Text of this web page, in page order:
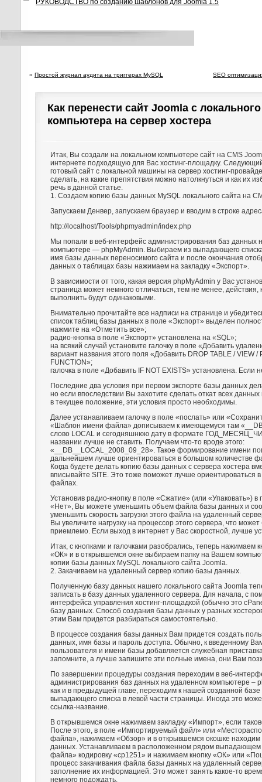
РУКОВОДСТВО по созданию шаблонов для Joomla 1.5
« Простой журнал аудита на триггерах MySQL SEO
Как перенести сайт Joomla с локального
компьютера на сервер хостера
Итак, Вы создали на локальном компьютере сайт на CMS
интернете подходящую для Вас хостинг-площадку.
готовый сайт с локальной машины на сервер хостинг-
сделать, на какие препятствия можно натолкнуться и как их
речь в данной статье.
1. Создаем копию базы данных MySQL локального сайта на
Запускаем Денвер, запускаем браузер и вводим в строке
http://localhost/Tools/phpmyadmin/index.php
Мы попали в веб-интерфейс администрирования баз данных
компьютере — phpMyAdmin. Выбираем из выпадающего
имя базы данных переносимого сайта и после окончания
данных о таблицах базы нажимаем на закладку «Экспорт».
В зависимости от того, какая версия phpMyAdmin у Вас
страница может немного отличаться, тем не менее,
выполнить будут одинаковыми.
Внимательно прочитайте все надписи на странице и
список таблиц базы данных в поле «Экспорт» выделен
нажмите на «Отметить все»;
радио-кнопка в поле «Экспорт» установлена на «SQL»;
на всякий случай установите галочку в поле «Добавить
вариант названия этого поля «Добавить DROP TABLE / VIEW /
FUNCTION»;
галочка в поле «Добавить IF NOT EXISTS» установлена. Если
Последние два условия при первом экспорте базы данных
но если впоследствии Вы захотите сделать откат всех
в текущее положение, эти условия просто необходимы.
Далее устанавливаем галочку в поле «послать» или
«Шаблон имени файла» дописываем к имеющемуся там
слово LOCAL и сегодняшнюю дату в формате
названии лучше не ставить. Получаем что-то вроде этого:
«__DB__LOCAL_2008_09_28». Такое формирование имени
дальнейшем лучше ориентироваться в большом количестве
Когда будете делать копию базы данных с сервера хостера
вписывайте SITE. Это тоже поможет лучше ориентироваться
файлах.
Установив радио-кнопку в поле «Сжатие» (или «Упаковать»)
«Нет», Вы можете уменьшить объем файла базы данных и
уменьшить скорость загрузки этого файла на удаленный
Вы увеличите нагрузку на процессор этого сервера, что может
приемлемо. Если выход в интернет у Вас скоростной, лучше
Итак, с кнопками и галочками разобрались, теперь нажимаем
«ОК» и в открывшемся окне выбираем папку на Вашем
копии базы данных MySQL локального сайта Joomla.
2. Закачиваем на удаленный сервер копию базы данных.
Полученную базу данных нашего локального сайта Joomla
записать в базу данных удаленного сервера. Для начала, с
интерфейса управления хостинг-площадкой (обычно это
базу данных. Способ создания базы данных у разных
этим Вам придется разбираться самостоятельно.
В процессе создания базы данных Вам придется создать
данных, имя базы и пароль доступа. Обычно, к введенному
пользователя и имени базы добавляется служебная
запомните, а лучше запишите эти полные имена, они Вам
По завершении процедуры создания переходим в веб-
администрирования баз данных на удаленном компьютере –
как и в предыдущей главе, переходим к нашей созданной
выпадающего списка в левой части страницы. Иногда это
ссылка-название.
В открывшемся окне нажимаем закладку «Импорт», если
После этого, в поле «Импортируемый файл» или
файла», нажимаем «Обзор» и в открывшемся окошке
данных. Устанавливаем в расположенном рядом выпадающем
файла» кодировку «cp1251» и нажимаем кнопку «ОК» или
процесс закачивания файла базы данных на удаленный
заполнение их информацией. Это может занять какое-то
немного подождать.